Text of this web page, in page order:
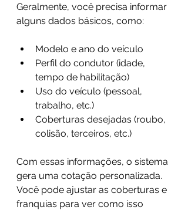
Geralmente, você precisa informar
alguns dados básicos, como:
Modelo e ano do veículo
Perfil do condutor (idade,
tempo de habilitação)
Uso do veículo (pessoal,
trabalho, etc.)
Coberturas desejadas (roubo,
colisão, terceiros, etc.)
Com essas informações, o sistema
gera uma cotação personalizada.
Você pode ajustar as coberturas e
franquias para ver como isso